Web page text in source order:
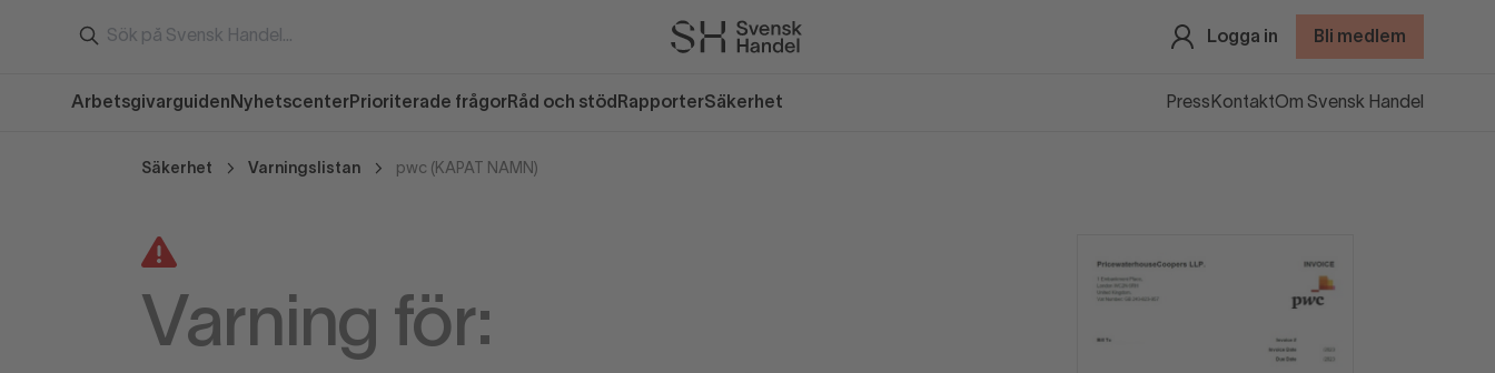
Logga in Bli medlem
Arbetsgivarguiden Nyhetscenter Prioriterade frågor Råd och stöd RapporterSäkerhet Press KontaktOm Svensk Handel
Säkerhet Varningslistan pwc (KAPAT NAMN)
Varning för: